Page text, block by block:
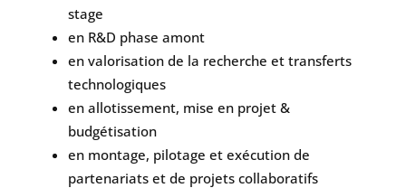
stage
en R&D phase amont
en valorisation de la recherche et transferts
technologiques
en allotissement, mise en projet &
budgétisation
en montage, pilotage et exécution de
partenariats et de projets collaboratifs